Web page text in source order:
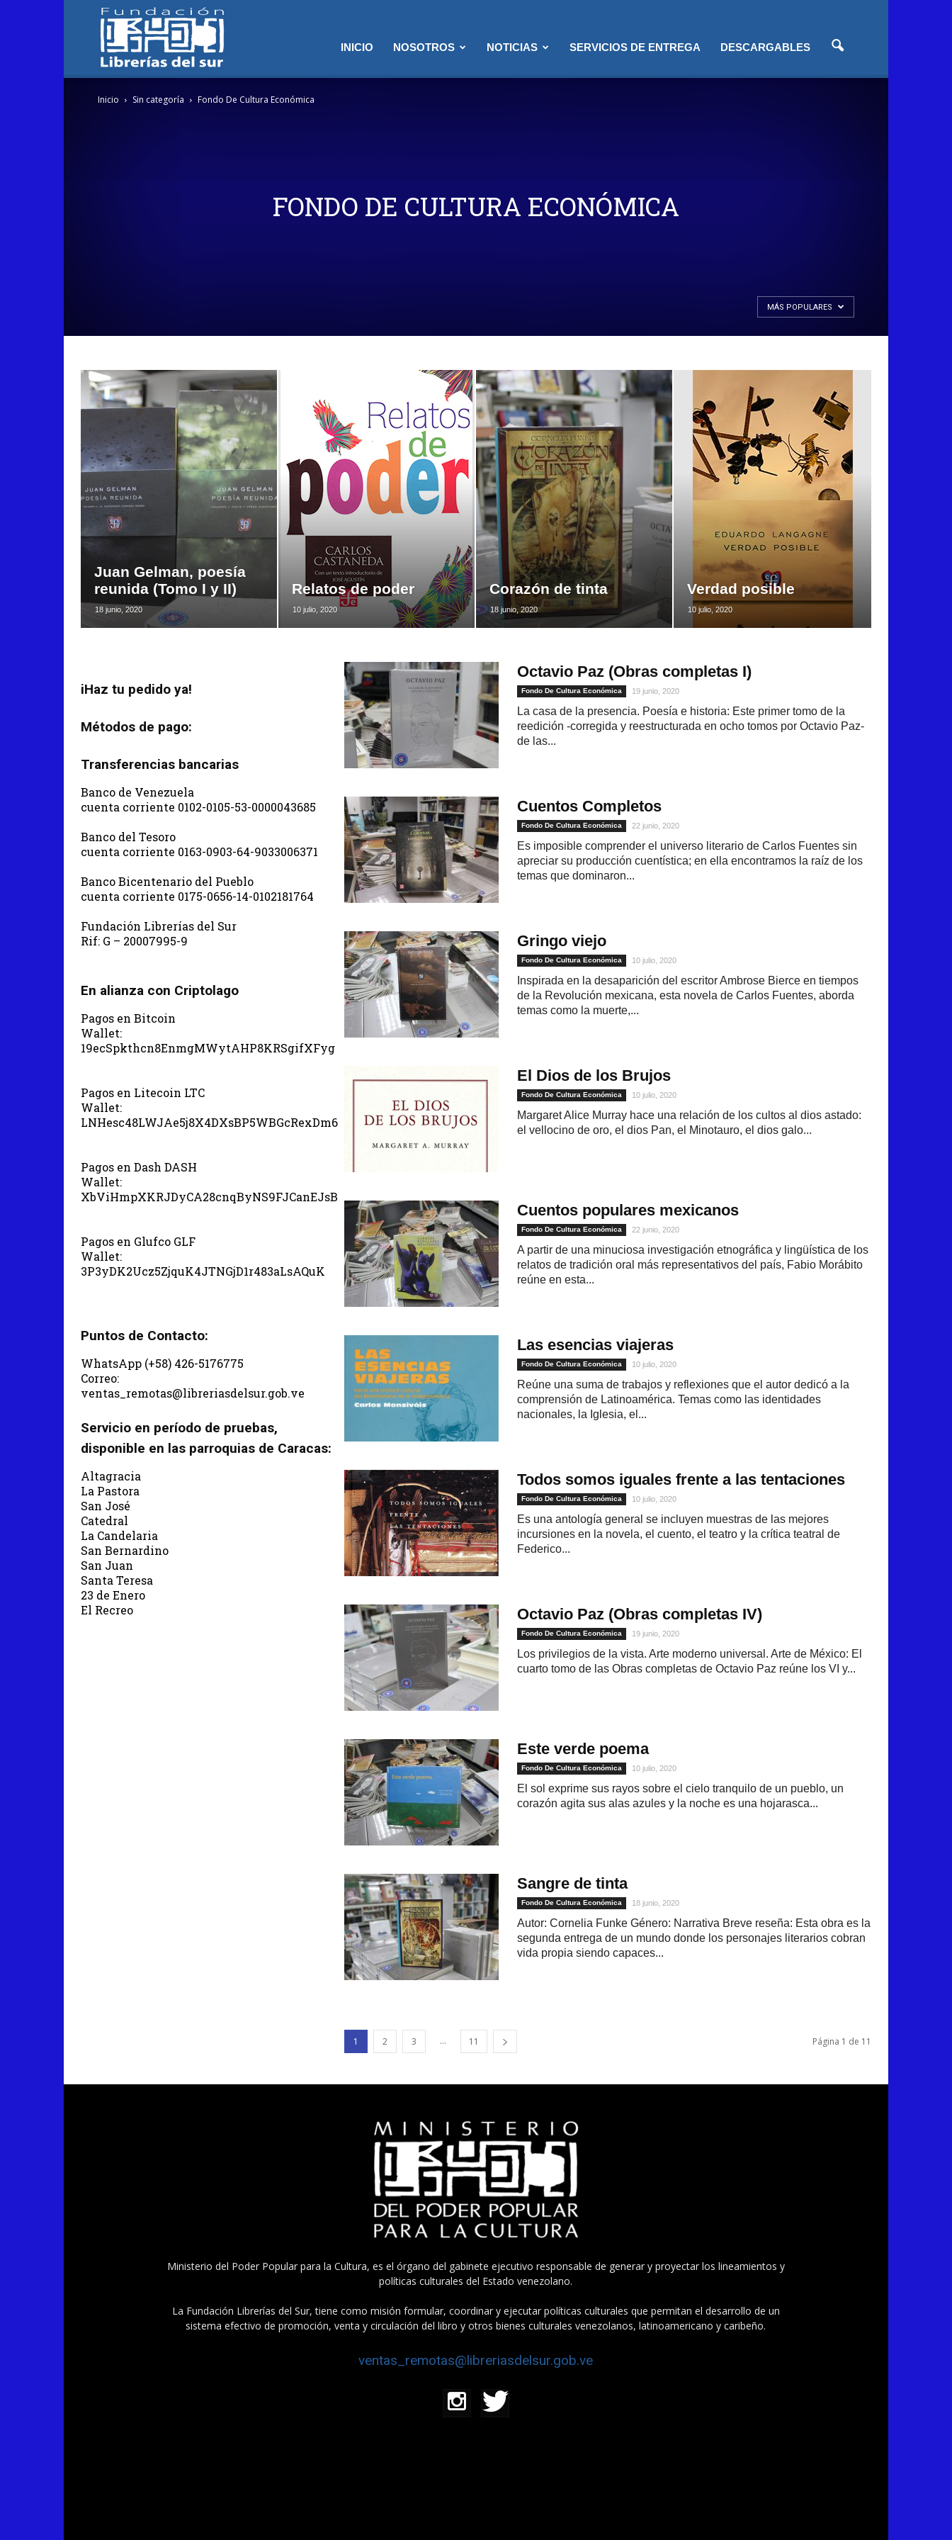
INICIO NOSOTROS NOTICIAS SERVICIOS DE ENTREGA DESCARGABLES
Inicio Sin categoría Fondo De Cultura Económica
FONDO DE CULTURA ECONÓMICA
MÁS POPULARES
Juan Gelman, poesía
reunida (Tomo I y II)
18 junio, 2020
Relatos de poder
10 julio, 2020
Corazón de tinta
18 junio, 2020
Verdad posible
10 julio, 2020
Octavio Paz (Obras completas I)
Fondo De Cultura Económica 19 junio, 2020
La casa de la presencia. Poesía e historia: Este primer tomo de la
reedición -corregida y reestructurada en ocho tomos por Octavio Paz-
de las...
Cuentos Completos
Fondo De Cultura Económica 22 junio, 2020
Es imposible comprender el universo literario de Carlos Fuentes sin
apreciar su producción cuentística; en ella encontramos la raíz de los
temas que dominaron...
Gringo viejo
Fondo De Cultura Económica 10 julio, 2020
Inspirada en la desaparición del escritor Ambrose Bierce en tiempos
de la Revolución mexicana, esta novela de Carlos Fuentes, aborda
temas como la muerte,...
El Dios de los Brujos
Fondo De Cultura Económica 10 julio, 2020
Margaret Alice Murray hace una relación de los cultos al dios astado:
el vellocino de oro, el dios Pan, el Minotauro, el dios galo...
Cuentos populares mexicanos
Fondo De Cultura Económica 22 junio, 2020
A partir de una minuciosa investigación etnográfica y lingüística de los
relatos de tradición oral más representativos del país, Fabio Morábito
reúne en esta...
Las esencias viajeras
Fondo De Cultura Económica 10 julio, 2020
Reúne una suma de trabajos y reflexiones que el autor dedicó a la
comprensión de Latinoamérica. Temas como las identidades
nacionales, la Iglesia, el...
Todos somos iguales frente a las tentaciones
Fondo De Cultura Económica 10 julio, 2020
Es una antología general se incluyen muestras de las mejores
incursiones en la novela, el cuento, el teatro y la crítica teatral de
Federico...
Octavio Paz (Obras completas IV)
Fondo De Cultura Económica 19 junio, 2020
Los privilegios de la vista. Arte moderno universal. Arte de México: El
cuarto tomo de las Obras completas de Octavio Paz reúne los VI y...
Este verde poema
Fondo De Cultura Económica 10 julio, 2020
El sol exprime sus rayos sobre el cielo tranquilo de un pueblo, un
corazón agita sus alas azules y la noche es una hojarasca...
Sangre de tinta
Fondo De Cultura Económica 18 junio, 2020
Autor: Cornelia Funke Género: Narrativa Breve reseña: Esta obra es la
segunda entrega de un mundo donde los personajes literarios cobran
vida propia siendo capaces...
1 2 3 ... 11 Página 1 de 11
iHaz tu pedido ya!
Métodos de pago:
Transferencias bancarias
Banco de Venezuela
cuenta corriente 0102-0105-53-0000043685
Banco del Tesoro
cuenta corriente 0163-0903-64-9033006371
Banco Bicentenario del Pueblo
cuenta corriente 0175-0656-14-0102181764
Fundación Librerías del Sur
Rif: G – 20007995-9
En alianza con Criptolago
Pagos en Bitcoin
Wallet:
19ecSpkthcn8EnmgMWytAHP8KRSgifXFyg
Pagos en Litecoin LTC
Wallet:
LNHesc48LWJAe5j8X4DXsBP5WBGcRexDm6
Pagos en Dash DASH
Wallet:
XbViHmpXKRJDyCA28cnqByNS9FJCanEJsB
Pagos en Glufco GLF
Wallet:
3P3yDK2Ucz5ZjquK4JTNGjD1r483aLsAQuK
Puntos de Contacto:
WhatsApp (+58) 426-5176775
Correo:
ventas_remotas@libreriasdelsur.gob.ve
Servicio en período de pruebas,
disponible en las parroquias de Caracas:
Altagracia
La Pastora
San José
Catedral
La Candelaria
San Bernardino
San Juan
Santa Teresa
23 de Enero
El Recreo
Ministerio del Poder Popular para la Cultura, es el órgano del gabinete ejecutivo responsable de generar y proyectar los lineamientos y
políticas culturales del Estado venezolano.
La Fundación Librerías del Sur, tiene como misión formular, coordinar y ejecutar políticas culturales que permitan el desarrollo de un
sistema efectivo de promoción, venta y circulación del libro y otros bienes culturales venezolanos, latinoamericano y caribeño.
ventas_remotas@libreriasdelsur.gob.ve